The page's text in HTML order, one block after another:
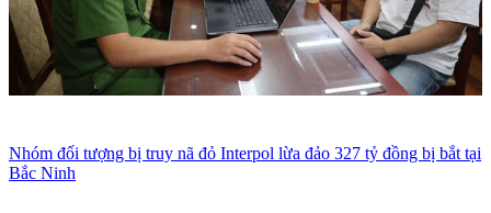
Nhóm đối tượng bị truy nã đỏ Interpol lừa đảo 327 tỷ đồng bị bắt tại
Bắc Ninh